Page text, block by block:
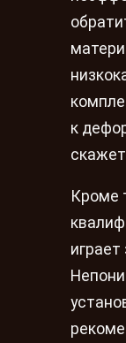
к
Кроме
играет